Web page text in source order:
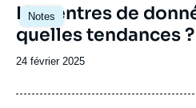
Notes
Image
principale
IA, centres de
quelles tendances ?
Date
publication
24 février 2025